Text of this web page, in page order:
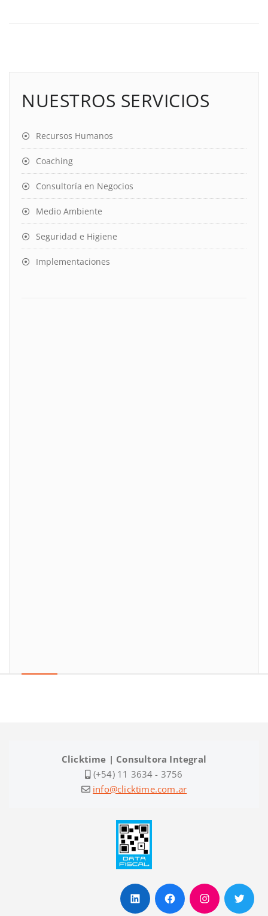
NUESTROS SERVICIOS
Recursos Humanos
Coaching
Consultoría en Negocios
Medio Ambiente
Seguridad e Higiene
Implementaciones
Clicktime | Consultora Integral
(+54) 11 3634 - 3756
info@clicktime.com.ar
LinkedInFacebookInstagram